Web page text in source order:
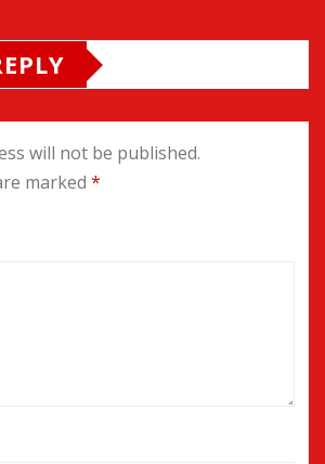
will not be published.
marked *